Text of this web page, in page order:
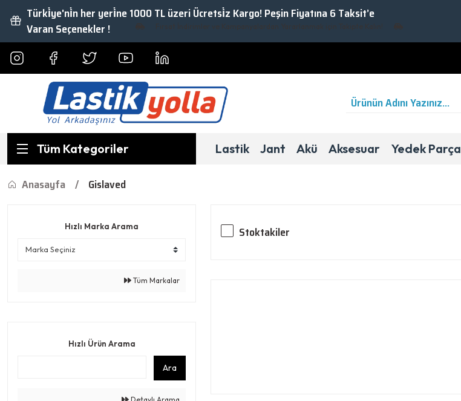
Türki̇ye'ni̇n her yeri̇ne 1000 TL üzeri Ücretsi̇z Kargo! Peşin Fiyatına 6 Taksit’e
Varan Seçenekler !
Tüm Kategoriler Lastik Jant Akü Aksesuar Yedek Parça
Anasayfa Gislaved
Hızlı Marka Arama
Tüm Markalar
Hızlı Ürün Arama
Ara
Stoktakiler